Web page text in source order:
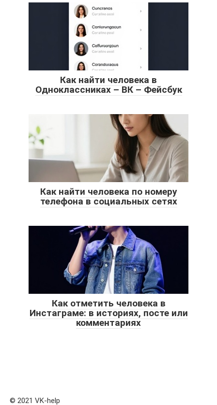
Как найти человека в
Одноклассниках – ВК – Фейсбук
Как найти человека по номеру
телефона в социальных сетях
Как отметить человека в
Инстаграме: в историях, посте или
комментариях
© 2021 VK-help